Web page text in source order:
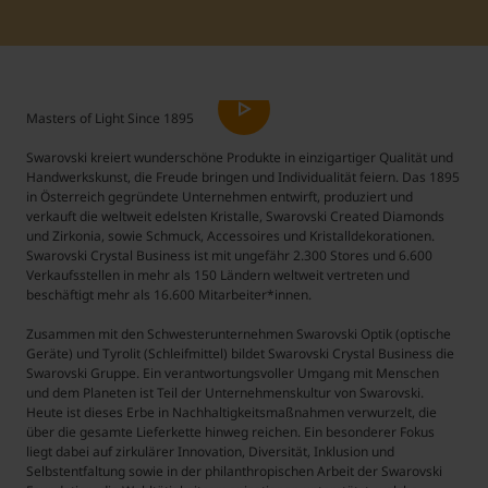
Student Support
Accommodation
Internationalization @ Home
Courses in English
Staff Week 2026
Masters of Light Since 1895
Swarovski kreiert wunderschöne Produkte in einzigartiger Qualität und
Handwerkskunst, die Freude bringen und Individualität feiern. Das 1895
in Österreich gegründete Unternehmen entwirft, produziert und
verkauft die weltweit edelsten Kristalle, Swarovski Created Diamonds
und Zirkonia, sowie Schmuck, Accessoires und Kristalldekorationen.
Swarovski Crystal Business ist mit ungefähr 2.300 Stores und 6.600
Verkaufsstellen in mehr als 150 Ländern weltweit vertreten und
beschäftigt mehr als 16.600 Mitarbeiter*innen.
Zusammen mit den Schwesterunternehmen Swarovski Optik (optische
Geräte) und Tyrolit (Schleifmittel) bildet Swarovski Crystal Business die
Swarovski Gruppe. Ein verantwortungsvoller Umgang mit Menschen
und dem Planeten ist Teil der Unternehmenskultur von Swarovski.
Heute ist dieses Erbe in Nachhaltigkeitsmaßnahmen verwurzelt, die
über die gesamte Lieferkette hinweg reichen. Ein besonderer Fokus
liegt dabei auf zirkulärer Innovation, Diversität, Inklusion und
Selbstentfaltung sowie in der philanthropischen Arbeit der Swarovski